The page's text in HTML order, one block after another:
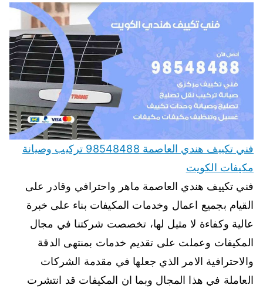
فني تكييف هندي العاصمة 98548488 تركيب وصيانة
مكيفات الكويت
فني تكييف هندي العاصمة ماهر واحترافي وقادر على
القيام بجميع اعمال وخدمات المكيفات بناء على خبرة
عالية وكفاءة لا مثيل لها، تخصصت شركتنا في مجال
المكيفات وعملت على تقديم خدمات بمنتهى الدقة
والاحترافية الامر الذي جعلها في مقدمة الشركات
العاملة في هذا المجال وبما ان المكيفات قد انتشرت